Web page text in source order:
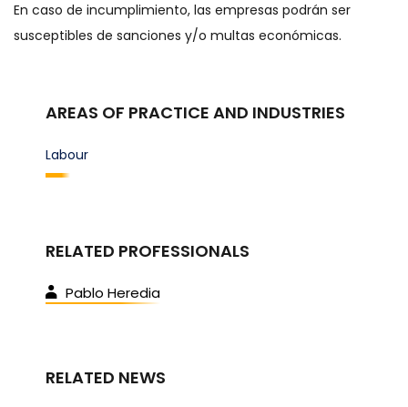
En caso de incumplimiento, las empresas podrán ser
susceptibles de sanciones y/o multas económicas.
AREAS OF PRACTICE AND INDUSTRIES
Labour
RELATED PROFESSIONALS
Pablo Heredia
RELATED NEWS